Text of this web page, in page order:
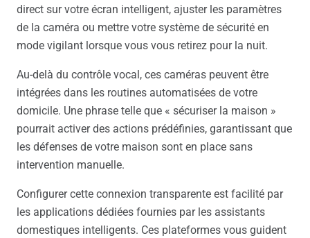
direct sur votre écran intelligent, ajuster les paramètres
de la caméra ou mettre votre système de sécurité en
mode vigilant lorsque vous vous retirez pour la nuit.
Au-delà du contrôle vocal, ces caméras peuvent être
intégrées dans les routines automatisées de votre
domicile. Une phrase telle que « sécuriser la maison »
pourrait activer des actions prédéfinies, garantissant que
les défenses de votre maison sont en place sans
intervention manuelle.
Configurer cette connexion transparente est facilité par
les applications dédiées fournies par les assistants
domestiques intelligents. Ces plateformes vous guident